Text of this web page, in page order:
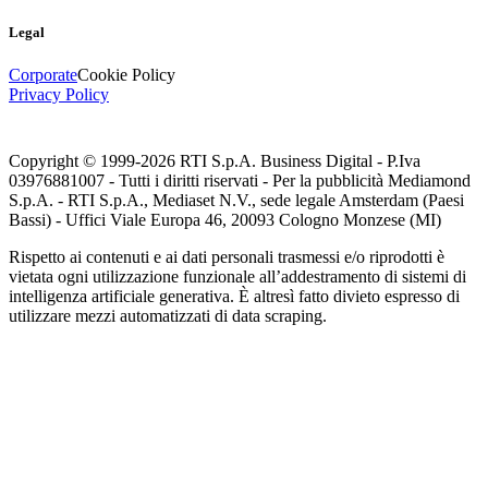
Legal
CorporateCookie Policy
Privacy Policy
Copyright © 1999-2026 RTI S.p.A. Business Digital - P.Iva
03976881007 - Tutti i diritti riservati - Per la pubblicità Mediamond
S.p.A. - RTI S.p.A., Mediaset N.V., sede legale Amsterdam (Paesi
Bassi) - Uffici Viale Europa 46, 20093 Cologno Monzese (MI)
Rispetto ai contenuti e ai dati personali trasmessi e/o riprodotti è
vietata ogni utilizzazione funzionale all’addestramento di sistemi di
intelligenza artificiale generativa. È altresì fatto divieto espresso di
utilizzare mezzi automatizzati di data scraping.